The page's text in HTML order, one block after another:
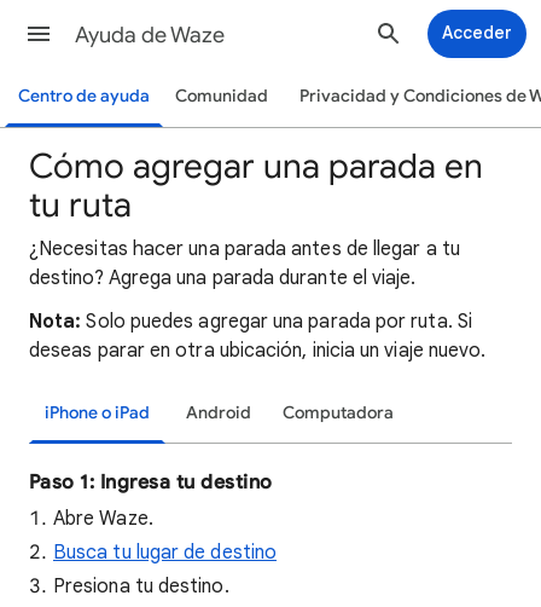
Ayuda de Waze Acceder
Centro de ayuda Comunidad Privacidad y Condiciones de
Cómo agregar una parada en
tu ruta
¿Necesitas hacer una parada antes de llegar a tu
destino? Agrega una parada durante el viaje.
Nota: Solo puedes agregar una parada por ruta. Si
deseas parar en otra ubicación, inicia un viaje nuevo.
iPhone o iPad Android Computadora
Paso 1: Ingresa tu destino
Abre Waze.
Busca tu lugar de destino
Presiona tu destino.